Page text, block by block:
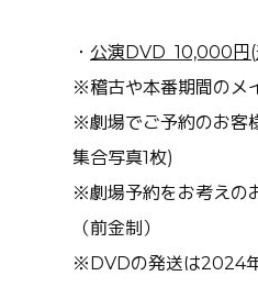
・ 公演DVD 10,000 円 (
※稽古や本番期間のメ
※劇場でご予約のお客
集合写真1枚)
※劇場予約をお考えの
（前金制）
※DVDの発送は2024